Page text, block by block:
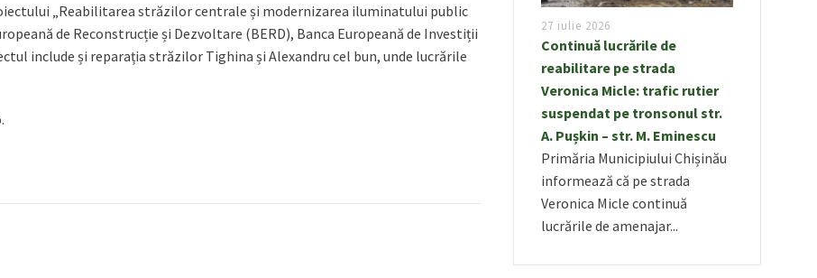
„Reabilitarea străzilor centrale și modernizarea iluminatului public
de Reconstrucție și Dezvoltare (BERD), Banca Europeană de Investiții
include și reparația străzilor Tighina și Alexandru cel bun, unde lucrările
27 iulie 2026
Continuă lucrările de
reabilitare pe strada
Veronica Micle: trafic rutier
suspendat pe tronsonul str.
A. Pușkin – str. M. Eminescu
Primăria Municipiului Chișinău
informează că pe strada
Veronica Micle continuă
lucrările de amenajar...